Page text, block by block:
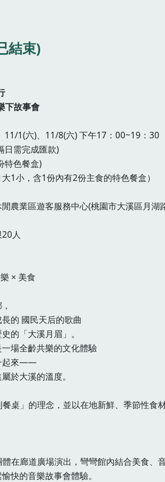
結束)
下故事會
11/1(六)、11/8(六) 下午17：00~19：30
日需完成匯款)
特色餐盒)
1小，含1份內有2份主食的特色餐盒）
農業區遊客服務中心(桃園市大溪區月湖
人
× 美食
的 國民天后的歌曲
的「大溪月眉」。
場全齡共樂的文化體驗
起來——
於大溪的溫度。
桌」的理念，並以在地新鮮、季節性食
在廊道廣場演出，彎彎館內結合美食、
快的音樂故事會體驗。